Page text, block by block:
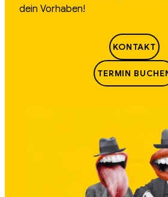
dein Vorhaben!
KONTAKT
TERMIN